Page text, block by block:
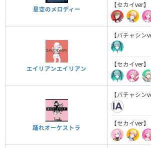
星空のメロディー
【セカイver】
エイリアンエイリアン
【バチャシン
【セカイver】
踊れオーケストラ
【バチャシン
【セカイver】